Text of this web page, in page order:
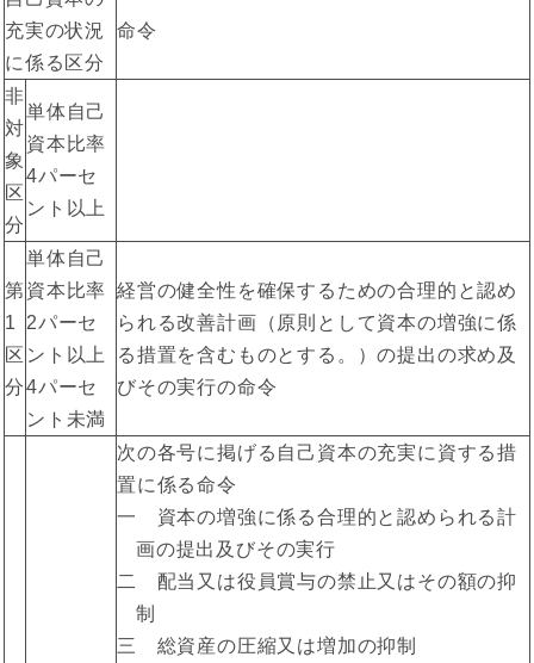
充実の状況
に係る区分
命令
非
対
象
区
分
単体自己
資本比率
4パーセ
ント以上
第
1
区
分
単体自己
資本比率
2パーセ
ント以上
4パーセ
ント未満
経営の健全性を確保するための合理的と認め
られる改善計画（原則として資本の増強に係
る措置を含むものとする。）の提出の求め及
びその実行の命令
次の各号に掲げる自己資本の充実に資する措
置に係る命令
一 資本の増強に係る合理的と認められる計
画の提出及びその実行
二 配当又は役員賞与の禁止又はその額の抑
制
三 総資産の圧縮又は増加の抑制